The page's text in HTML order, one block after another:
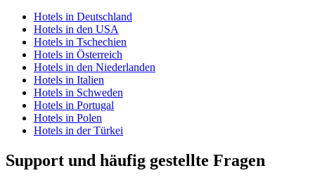
Hotels in Deutschland
Hotels in den USA
Hotels in Tschechien
Hotels in Österreich
Hotels in den Niederlanden
Hotels in Italien
Hotels in Schweden
Hotels in Portugal
Hotels in Polen
Hotels in der Türkei
Support und häufig gestellte Fragen